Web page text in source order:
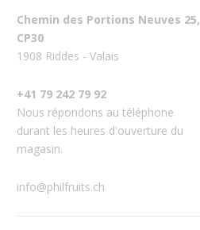
Chemin des Portions Neuves 25,
CP30
1908 Riddes - Valais
+41 79 242 79 92
Nous répondons au téléphone
durant les heures d'ouverture du
magasin.
info@philfruits.ch